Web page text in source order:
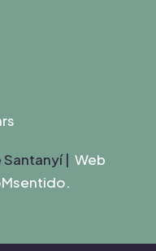
| Web